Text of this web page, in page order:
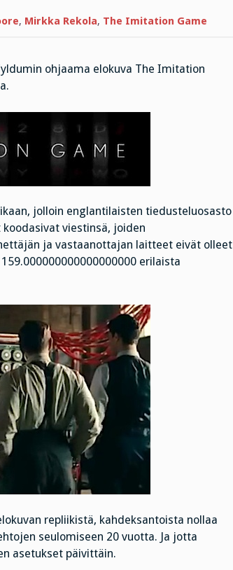
, Mirkka Rekola, The Imitation Game
ohjaama elokuva The Imitation
jolloin englantilaisten tiedusteluosasto
viestinsä, joiden
ja vastaanottajan laitteet eivät olleet
erilaista
repliikistä, kahdeksantoista nollaa
seulomiseen 20 vuotta. Ja jotta
asetukset päivittäin.